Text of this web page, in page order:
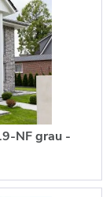
NF grau -